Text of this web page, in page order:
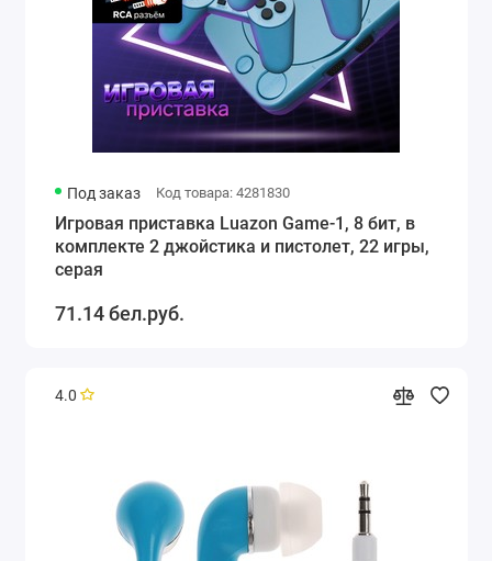
Под заказ Код товара: 4281830
Игровая приставка Luazon Game-1, 8 бит, в
комплекте 2 джойстика и пистолет, 22 игры,
серая
71.14 бел.руб.
4.0